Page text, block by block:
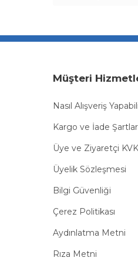
Müşteri
Nasıl Alışveriş
Kargo ve İade
Üye ve Ziyaretçi
Üyelik Sözleşmesi
Bilgi Güvenliği
Çerez Politikası
Aydınlatma Metni
Rıza Metni